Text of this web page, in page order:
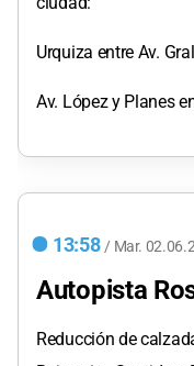
Urquiza entre Av.
Av. López y Planes
13:58 / Mar.
Autopista
Reducción de